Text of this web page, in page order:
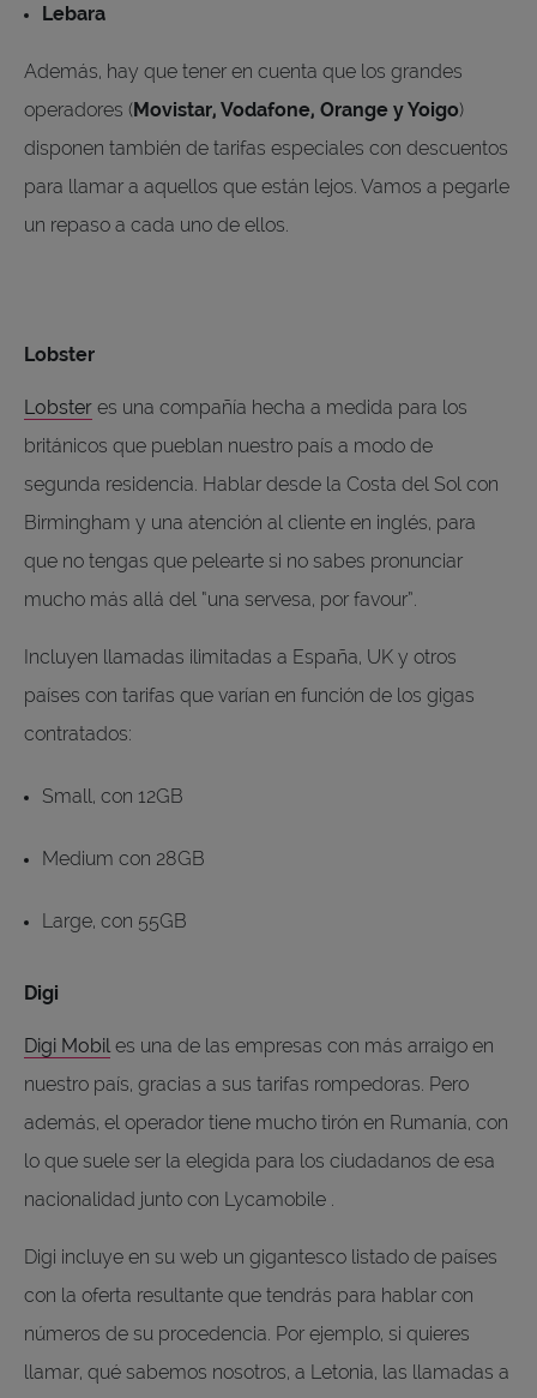
Lebara
Además, hay que tener en cuenta que los grandes
operadores (Movistar, Vodafone, Orange y Yoigo)
disponen también de tarifas especiales con descuentos
para llamar a aquellos que están lejos. Vamos a pegarle
un repaso a cada uno de ellos.
Lobster
Lobster es una compañía hecha a medida para los
británicos que pueblan nuestro país a modo de
segunda residencia. Hablar desde la Costa del Sol con
Birmingham y una atención al cliente en inglés, para
que no tengas que pelearte si no sabes pronunciar
mucho más allá del “una servesa, por favour”.
Incluyen llamadas ilimitadas a España, UK y otros
países con tarifas que varían en función de los gigas
contratados:
Small, con 12GB
Medium con 28GB
Large, con 55GB
Digi
Digi Mobil es una de las empresas con más arraigo en
nuestro país, gracias a sus tarifas rompedoras. Pero
además, el operador tiene mucho tirón en Rumanía, con
lo que suele ser la elegida para los ciudadanos de esa
nacionalidad junto con Lycamobile .
Digi incluye en su web un gigantesco listado de países
con la oferta resultante que tendrás para hablar con
números de su procedencia. Por ejemplo, si quieres
llamar, qué sabemos nosotros, a Letonia, las llamadas a